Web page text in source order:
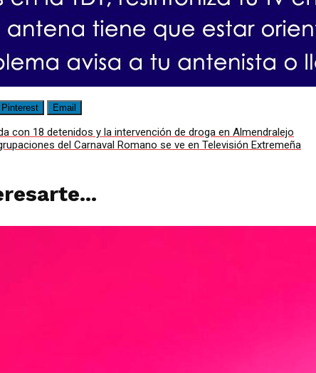
Pinterest Email
con 18 detenidos y la intervención de droga en Almendralejo
del Carnaval Romano se ve en Televisión Extremeña